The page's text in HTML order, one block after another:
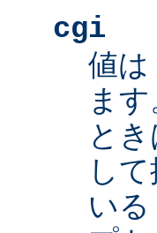
cgi
値は
ま
と
し
い